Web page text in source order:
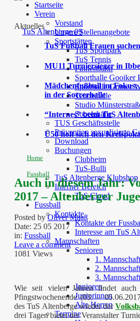
Startseite
Verein
Vorstand
Unsere Stellenangebote
Sportstätten
TuS Sportpark
TuS Tennis
Finnenbahn
Sporthalle Gooiker
Sporthalle Grüner
Tennishalle
Studio
Soccerhalle
TUS Geschäftsstelle
Prävention sexualisierte
Download
Buchungen
Clubheim
TuS-Bulli
TuS Altenberge Klubshop
Interner Bereich
TuS Cloud
Fussball
Kontakte
Kontakte der
Interesse am TuS
Mannschaften
Senioren
1. Mannschaft
2. Mannschaft
3. Mannschaft
Junioren
Juniorinnen
Alte Herren
Termine
Aktuelles
TuS Fußball Frauen
MU11 Turniersieger in
Mädchenfußball im Fokus:
in der Soccerhalle
“Internes” beim TuS
Ü50 holt sich den
Home
Fussball
Auch in diesem Jahr:
2017 – Altenberger
Posted byOliver Maaß
Date: 25 05 2017
in: Fussball
Leave a comment
1081 Views
Wie seit vielen Jahren findet auch
Pfingstwochenende (03. –
des TuS Altenberge wieder der
drei Tagen bietet der Veranstalter